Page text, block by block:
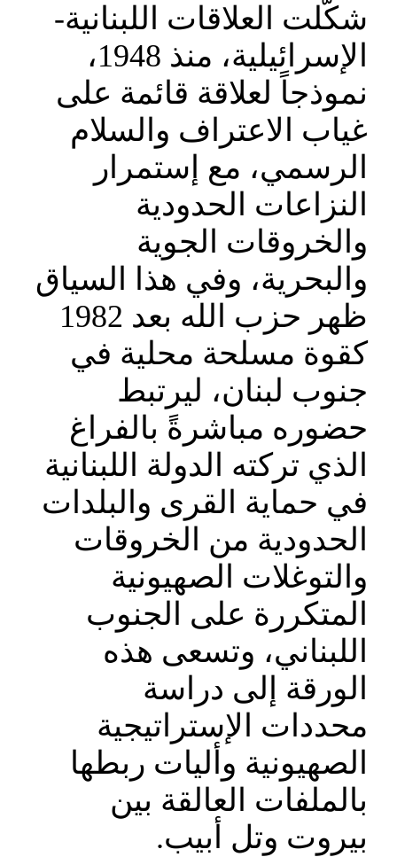
شكّلت العلاقات اللبنانية-
الإسرائيلية، منذ 1948،
نموذجاً لعلاقة قائمة على
غياب الاعتراف والسلام
الرسمي، مع إستمرار
النزاعات الحدودية
والخروقات الجوية
والبحرية، وفي هذا السياق
ظهر حزب الله بعد 1982
كقوة مسلحة محلية في
جنوب لبنان، ليرتبط
حضوره مباشرةً بالفراغ
الذي تركته الدولة اللبنانية
في حماية القرى والبلدات
الحدودية من الخروقات
والتوغلات الصهيونية
المتكررة على الجنوب
اللبناني، وتسعى هذه
الورقة إلى دراسة
محددات الإستراتيجية
الصهيونية وأليات ربطها
بالملفات العالقة بين
بيروت وتل أبيب.